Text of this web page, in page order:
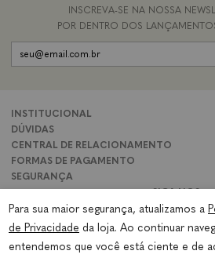
Para sua maior segurança, atualizamos a
de Privacidade da loja. Ao continuar
entendemos que você está ciente e de
INSCREVA-SE NA NOSSA
POR DENTRO DOS
INSTITUCIONAL
DÚVIDAS
CENTRAL DE RELACIONAMENTO
FORMAS DE PAGAMENTO
SEGURANÇA
SIGA NOS
Mandarina Kids & Fun - Avenida Magalhães